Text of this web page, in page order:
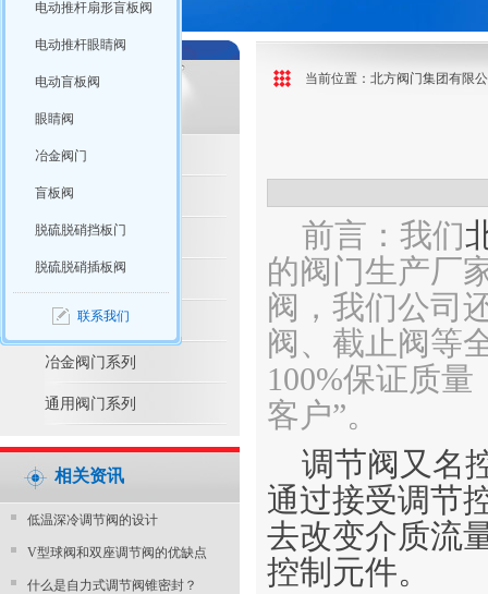
脱硫脱硝产品推荐
脱硫脱硝阀门系列
水利控制阀系列
电站阀门系列
冶金阀门系列
通用阀门系列
相关资讯
​低温深冷调节阀的设计
V型球阀和双座调节阀的优缺点
什么是自力式调节阀锥密封？
当前位置： 北方阀门集团有限
前言：我们
的阀门生产厂
阀，我们公司
阀、截止阀等
100%保证质
客户”。
调节阀又名
通过接受调节
去改变介质流
控制元件。
电动推杆扇形盲板阀
电动推杆眼睛阀
电动盲板阀
眼睛阀
冶金阀门
盲板阀
脱硫脱硝挡板门
脱硫脱硝插板阀
联系我们